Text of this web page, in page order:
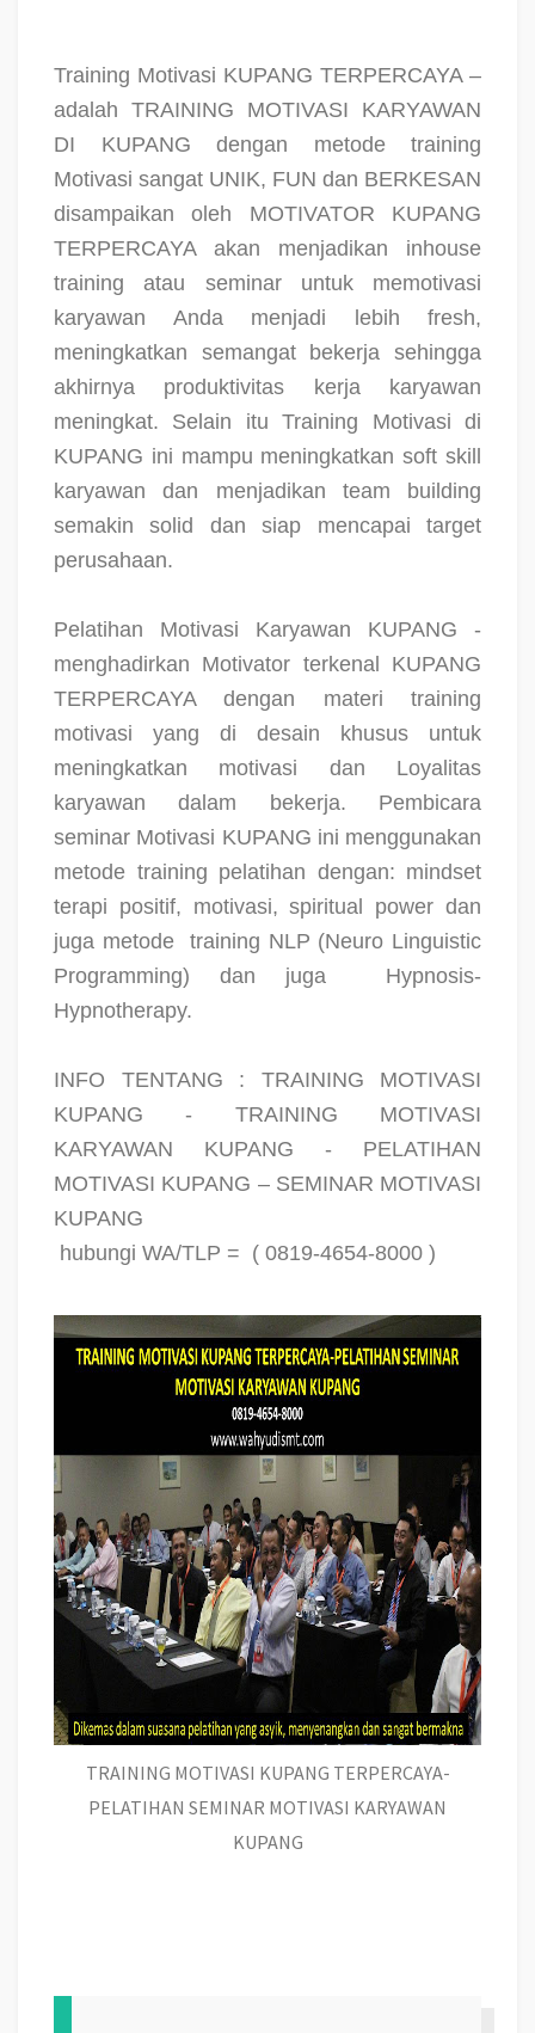
Training Motivasi KUPANG TERPERCAYA –
adalah TRAINING MOTIVASI KARYAWAN
DI KUPANG dengan metode training
Motivasi sangat UNIK, FUN dan BERKESAN
disampaikan oleh MOTIVATOR KUPANG
TERPERCAYA akan menjadikan inhouse
training atau seminar untuk memotivasi
karyawan Anda menjadi lebih fresh,
meningkatkan semangat bekerja sehingga
akhirnya produktivitas kerja karyawan
meningkat. Selain itu Training Motivasi di
KUPANG ini mampu meningkatkan soft skill
karyawan dan menjadikan team building
semakin solid dan siap mencapai target
perusahaan.
Pelatihan Motivasi Karyawan KUPANG -
menghadirkan Motivator terkenal KUPANG
TERPERCAYA dengan materi training
motivasi yang di desain khusus untuk
meningkatkan motivasi dan Loyalitas
karyawan dalam bekerja. Pembicara
seminar Motivasi KUPANG ini menggunakan
metode training pelatihan dengan: mindset
terapi positif, motivasi, spiritual power dan
juga metode
training NLP (Neuro Linguistic
Programming) dan juga
Hypnosis-
Hypnotherapy.
INFO TENTANG : TRAINING MOTIVASI
KUPANG - TRAINING MOTIVASI
KARYAWAN KUPANG - PELATIHAN
MOTIVASI KUPANG – SEMINAR MOTIVASI
KUPANG
hubungi WA/TLP = ( 0819-4654-8000 )
TRAINING MOTIVASI KUPANG TERPERCAYA-
PELATIHAN SEMINAR MOTIVASI KARYAWAN
KUPANG